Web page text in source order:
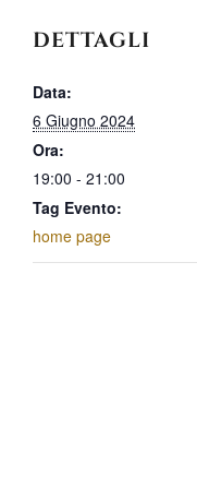
DETTAGLI
Data:
6 Giugno 2024
Ora:
19:00 - 21:00
Tag Evento:
home page